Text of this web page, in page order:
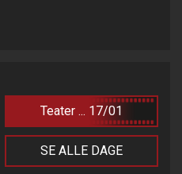
Teater ... 17/01
SE ALLE DAGE